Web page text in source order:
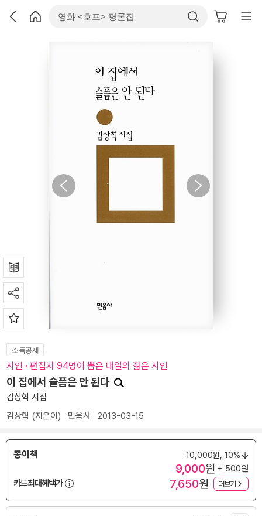
소득공제
시인 · 편집자 94명이 뽑은 내일의 젊은 시인
이 집에서 슬픔은 안 된다
김상혁 시집
김상혁 (지은이) 민음사 2013-03-15
종이책 10,000원, 10%
9,000원 + 500원
카드최대혜택가
7,650원 더보기